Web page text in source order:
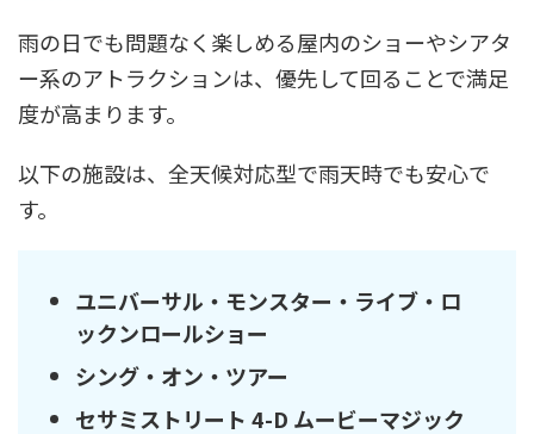
雨の日でも問題なく楽しめる屋内のショーやシアタ
ー系のアトラクションは、優先して回ることで満足
度が高まります。
以下の施設は、全天候対応型で雨天時でも安心で
す。
ユニバーサル・モンスター・ライブ・ロ
ックンロールショー
シング・オン・ツアー
セサミストリート 4-D ムービーマジック